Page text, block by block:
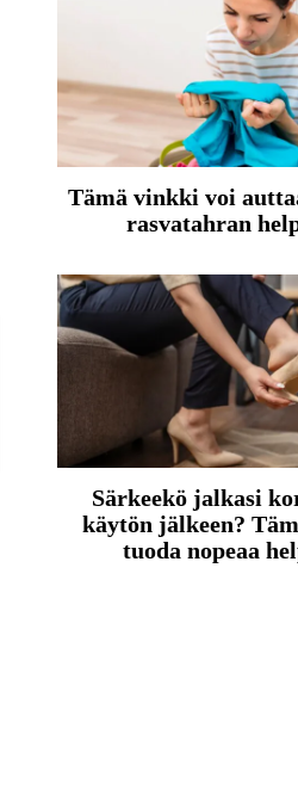
Tämä vinkki voi
rasvatahran
Särkeekö jalkasi
käytön jälkeen?
tuoda nopeaa